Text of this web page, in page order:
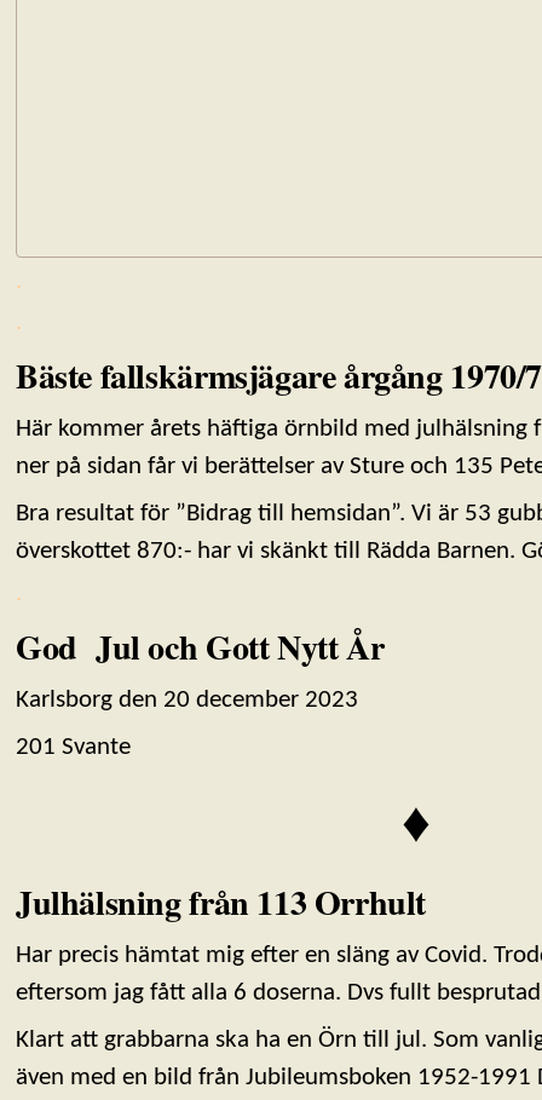
.
.
Bäste fallskärmsjägare årgång 1970/
Här kommer årets häftiga örnbild med julhälsning
ner på sidan får vi berättelser av Sture och 135
Bra resultat för ”Bidrag till hemsidan”. Vi är 53
överskottet 870:- har vi skänkt till Rädda Barnen.
.
God Jul och Gott Nytt År
Karlsborg den 20 december 2023
201 Svante
♦
Julhälsning från 113 Orrhult
Har precis hämtat mig efter en släng av Covid.
eftersom jag fått alla 6 doserna. Dvs fullt
Klart att grabbarna ska ha en Örn till jul. Som
även med en bild från Jubileumsboken 1952-1991